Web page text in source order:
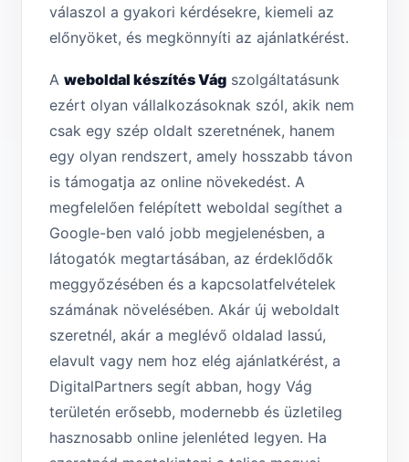
válaszol a gyakori kérdésekre, kiemeli az
előnyöket, és megkönnyíti az ajánlatkérést.
A weboldal készítés Vág szolgáltatásunk
ezért olyan vállalkozásoknak szól, akik nem
csak egy szép oldalt szeretnének, hanem
egy olyan rendszert, amely hosszabb távon
is támogatja az online növekedést. A
megfelelően felépített weboldal segíthet a
Google-ben való jobb megjelenésben, a
látogatók megtartásában, az érdeklődők
meggyőzésében és a kapcsolatfelvételek
számának növelésében. Akár új weboldalt
szeretnél, akár a meglévő oldalad lassú,
elavult vagy nem hoz elég ajánlatkérést, a
DigitalPartners segít abban, hogy Vág
területén erősebb, modernebb és üzletileg
hasznosabb online jelenléted legyen. Ha